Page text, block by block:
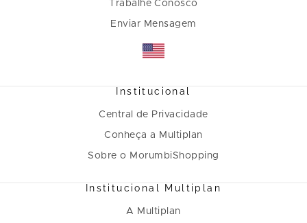
Trabalhe Conosco
Enviar Mensagem
Institucional
Central de Privacidade
Conheça a Multiplan
Sobre o MorumbiShopping
Institucional Multiplan
A Multiplan